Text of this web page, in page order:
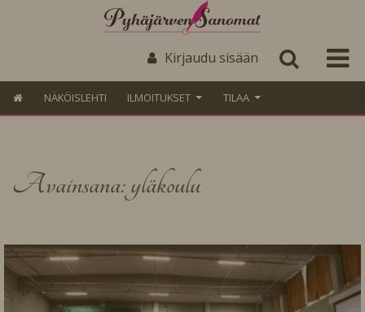
Kirjaudu sisään
NÄKÖISLEHTI ILMOITUKSET TILAA
Avainsana: yläkoulu